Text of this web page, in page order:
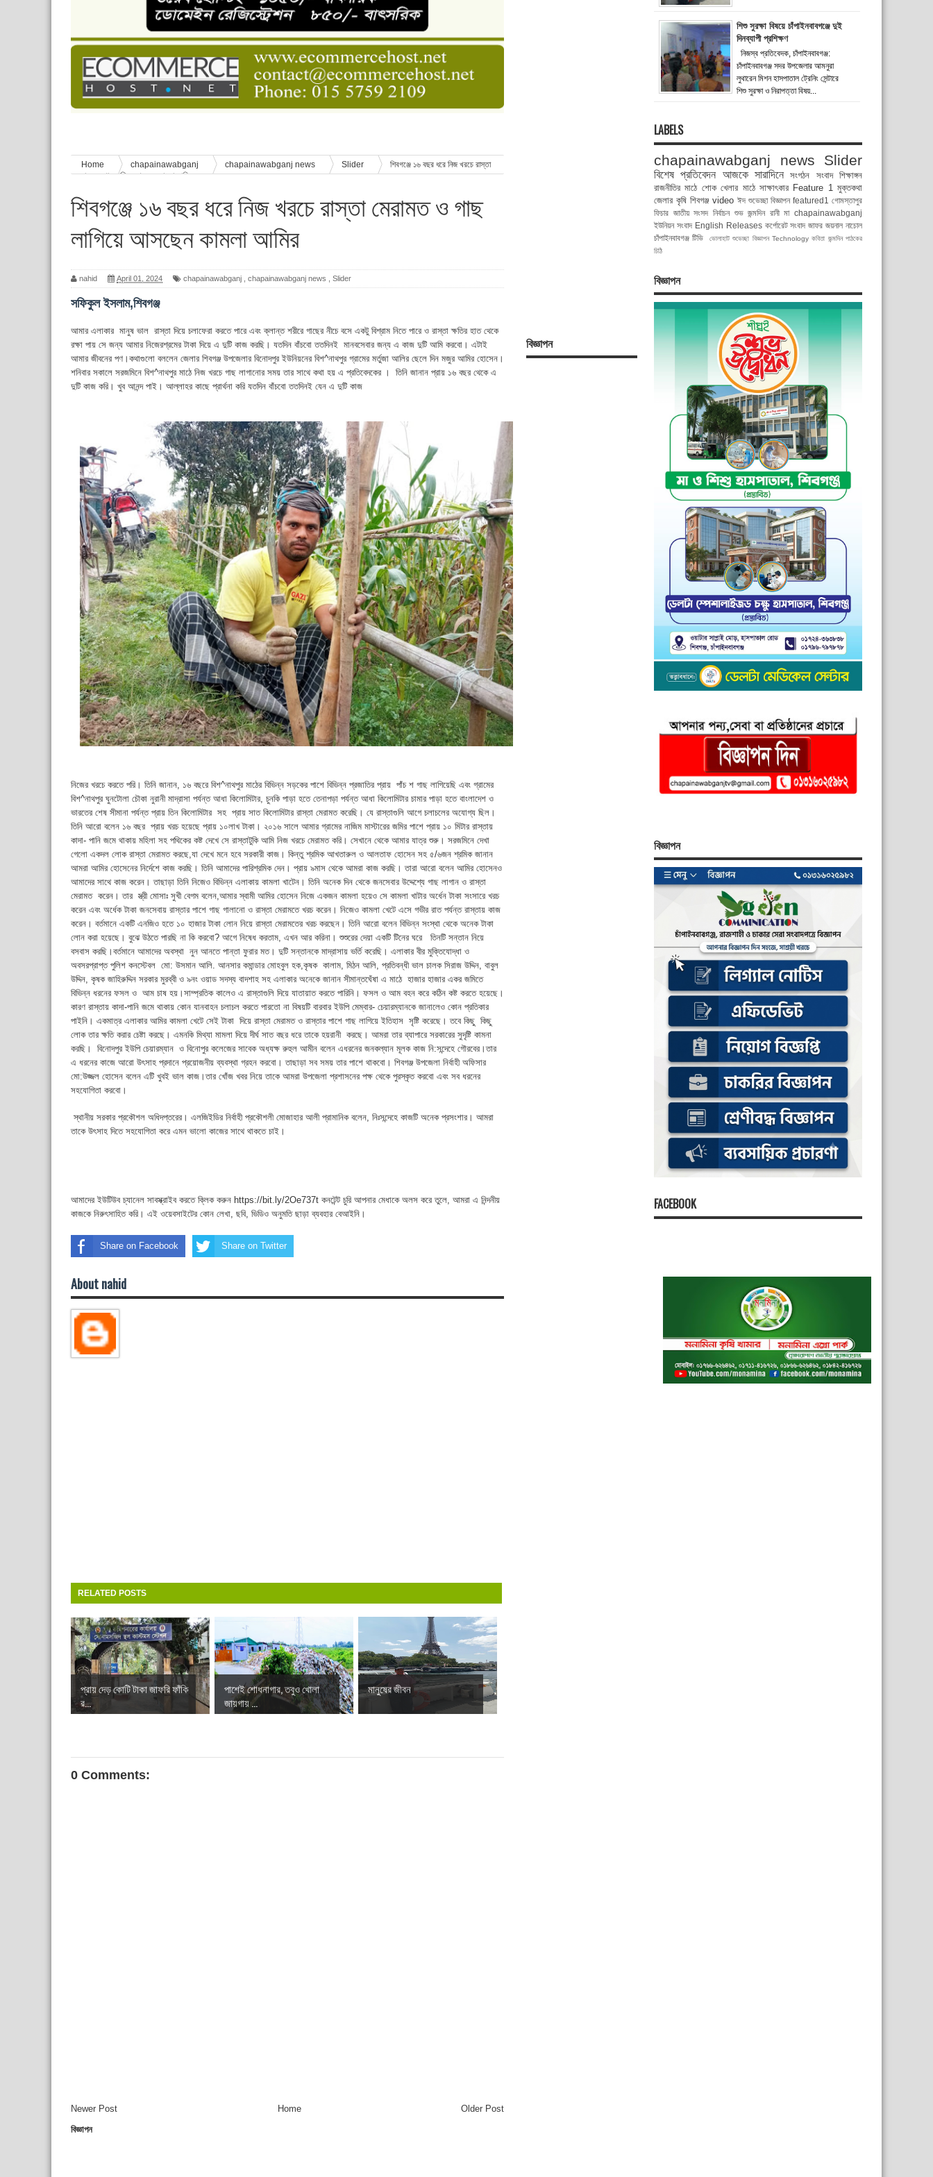
চাঁপাইনবাবগঞ্জে শেষ হয়েছে ৫ দিনের স্কাউট ইউনিট লিডার বেসিক কোর্স
বাংলাদেশ স্কাউটস দিবস পালন
পানি সংকট, কলস নিয়ে বিক্ষোভ
ঈদের শুভেচ্ছা জানিয়েছেন সাবেক ছাত্রলীগ নেতা আবু হাসনাত সুমন
শিশু সুরক্ষা বিষয়ে চাঁপাইনবাবগঞ্জে দুই দিনব্যাপী প্রশিক্ষণ
বিজ্ঞাপন
Home chapainawabganj chapainawabganj news Slider
শিবগঞ্জে ১৬ বছর ধরে নিজ খরচে রাস্তা
মেরামত ও গাছ লাগিয়ে আসছেন কামলা আমির
শিবগঞ্জে ১৬ বছর ধরে নিজ খরচে রাস্তা মেরামত ও গাছ
লাগিয়ে আসছেন কামলা আমির
nahid April 01, 2024 chapainawabganj chapainawabganj news Slider
সফিকুল ইসলাম,শিবগঞ্জ
আমার এলাকার মানুষ ভাল রাস্তা দিয়ে চলাফেরা করতে পারে এবং ক্লান্ত শরীরে গাছের নীচে বসে একটু বিশ্রাম নিতে পারে ও রাস্তা ক্ষতির হাত থেকে
রক্ষা পায় সে জন্য আমার নিজেরশ্রমের টাকা দিয়ে এ দুটি কাজ করছি। যতদিন বাঁচবো ততদিনই মানবসেবার জন্য এ কাজ দুটি আমি করবো। এটাই
আমার জীবনের পণ।কথাগুলো বললেন জেলার শিবগঞ্জ উপজেলার বিনোদপুর ইউনিয়নের বিশ^নাথপুর গ্রামের মর্তুজা আলির ছেলে দিন মজুর আমির হোসেন।
শনিবার সকালে সরজমিনে বিশ^নাথপুর মাঠে নিজ খরচে গাছ লাগানোর সময় তার সাথে কথা হয় এ প্রতিবেদকের । তিনি জানান প্রায় ১৬ বছর থেকে এ
দুটি কাজ করি। খুব আনন্দ পাই। আল্লাহর কাছে প্রার্থনা করি যতদিন বাঁচবো ততদিনই যেন এ দুটি কাজ
নিজের খরচে করতে পরি। তিনি জানান, ১৬ বছরে বিশ^নাথপুর মাঠের বিভিন্ন সড়কের পাশে বিভিন্ন প্রজাতির প্রায় পাঁচ শ গাছ লাগিয়েছি এবং গ্রামের
বিশ^নাথপুর ঘুনটোলা চৌকা নুরানী মাদ্রাসা পর্যন্ত আধা কিলোমিটার, চুনকি পাড়া হতে তেনাপড়া পর্যন্ত আধা কিলোমিটার চামার পাড়া হতে বাংলাদেশ ও
ভারতের শেষ সীমানা পর্যন্ত প্রায় তিন কিলোমিটার সহ প্রায় সাত কিলোমিটার রাস্তা মেরামত করেছি। যে রাস্তাগুলি আগে চলাচলের অযোগ্য ছিল।
তিনি আরো বলেন ১৬ বছর প্রায় খরচ হয়েছে প্রায় ১০লাখ টাকা। ২০১৬ সালে আমার গ্রামের নাজিম মাস্টারের জমির পাশে প্রায় ১০ মিটার রাস্তায়
কাদা- পানি জমে থাকায় মহিলা সহ পথিকের কষ্ট দেখে সে রাস্তাটুকি আমি নিজ খরচে মেরামত করি। সেখানে থেকে আমার যাত্র শুরু। সরজমিনে দেখা
গেলো একদল লোক রাস্তা মেরামত করছে,যা দেখে মনে হবে সরকারী কাজ। কিন্তু শ্রমিক আখতারুল ও আলতাফ হোসেন সহ ৫/৬জন শ্রমিক জানান
আমরা আমির হোসেনের নির্দেশে কাজ করছি। তিনি আমাদের পারিশ্রমিক দেন। প্রায় ৯মাস থেকে আমরা কাজ করছি। তারা আরো বলেন আমির হোসেনও
আমাদের সাথে কাজ করেন। তাছাড়া তিনি নিজেও বিভিন্ন এলাকায় কামলা খাটেন। তিনি অনেক দিন থেকে জনসেবার উদ্দেশ্যে গাছ লাগান ও রাস্তা
মেরামত করেন। তার স্ত্রী মোসাঃ সুখী বেগম বলেন,আমার স্বামী আমির হোসেন নিজে একজন কামলা হয়েও সে কামলা খাটার অর্ধেন টাকা সংসারে খরচ
করেন এবং অর্ধেক টাকা জনসেবায় রাস্তার পাশে গাছ গালানো ও রাস্তা মেরামতে খরচ করেন। নিজেও কামলা খেটে এসে গভীর রাত পর্যন্ত রাস্তায় কাজ
করেন। বর্তমানে একটি এনজিও হতে ১০ হাজার টাকা লোন নিয়ে রাস্তা মেরামতের খরচ করছেন। তিনি আরো বলেন বিভিন্ন সংস্থা থেকে অনেক টাকা
লোন করা হয়েছে। বুঝে উঠতে পারছি না কি করবো? আগে নিষেধ করতাম, এখন আর করিনা। শুশুরের দেয়া একটি টিনের ঘরে তিনটি সন্তান নিয়ে
বসবাস করছি।বর্তমানে আমাদের অবস্থা নুন আনতে পান্তা ফুরার মত। দুটি সন্তানকে মাদ্রাসায় ভর্তি করেছি। এলাকার বীর মুক্তিযোদ্ধা ও
অবসরপ্রাপ্ত পুলিশ কনস্টেবল মো: উসমান আলি. আনসার কমান্ডার মোহবুল হক,কৃষক কালাম, মিঠন আলি, প্রতিবন্ধী ভাল চালক সিরাজ উদ্দিন, বাবুল
উদ্দিন, কৃষক জাহিরুদ্দিন সরকার মুরব্বী ও ৯নং ওয়াড সদস্য বাদশাহ সহ এলাকার অনেকে জানান সীমান্তঘেঁষা এ মাঠে হাজার হাজার একর জমিতে
বিভিন্ন ধরনের ফসল ও আম চাষ হয়।সাম্প্রতিক কালেও এ রাস্তাগুলি দিয়ে যাতায়াত করতে পারিনি। ফসল ও আম বহন করে কঠিন কষ্ট করতে হয়েছে।
কারণ রাস্তায় কাদা-পানি জমে থাকায় কোন যানবাহন চলাচল করতে পারতো না বিষয়টি বারবার ইউপি মেম্বার- চেয়ারম্যানকে জানালেও কোন প্রতিকার
পাইনি। একমাত্র এলাকার আমির কামলা খেটে সেই টাকা দিয়ে রাস্তা মেরামত ও রাস্তার পাশে গাছ লাগিয়ে ইতিহাস সৃষ্টি করেছে। তবে কিছু কিছু
লোক তার ক্ষতি করার চেষ্টা করছে। এমনকি মিথ্যা মামলা দিয়ে দীর্ঘ সাত বছর ধরে তাকে হয়রানী করছে। আমরা তার ব্যাপারে সরকারের সুদৃষ্টি কামনা
করছি। বিনোদপুর ইউপি চেয়ারম্যান ও বিনোপুর কলেজের সাবেক অধ্যক্ষ রুহুল আমীন বলেন এধরনের জনকল্যান মূলক কাজ নি:সন্দেহে গৌরবের।তার
এ ধরনের কাজে আরো উৎসাহ প্রদানে প্রয়োজনীয় ব্যবস্থা গ্রহন করবো। তাছাড়া সব সময় তার পাশে থাকবো। শিবগঞ্জ উপজেলা নির্বাহী অফিসার
মো:উজ্জল হোসেন বলেন এটি খুবই ভাল কাজ।তার খোঁজ খবর নিয়ে তাকে আমরা উপজেলা প্রশাসনের পক্ষ থেকে পুরস্কৃত করবো এবং সব ধরনের
সহযোগিতা করবো।
স্থানীয় সরকার প্রকৌশল অধিদপ্তরের। এলজিইডির নির্বাহী প্রকৌশলী মোজাহার আলী প্রামানিক বলেন, নিঃসন্দেহে কাজটি অনেক প্রসংশার। আমরা
তাকে উৎসাহ দিতে সহযোগিতা করে এমন ভালো কাজের সাথে থাকতে চাই।
আমাদের ইউটিউব চ্যানেল সাবস্ক্রাইব করতে ক্লিক করুন https://bit.ly/2Oe737t কনটেন্ট চুরি আপনার মেধাকে অলস করে তুলে, আমরা এ নিন্দনীয়
কাজকে নিরুৎসাহিত করি। এই ওয়েবসাইটের কোন লেখা, ছবি, ভিডিও অনুমতি ছাড়া ব্যবহার বেআইনি।
Share on Facebook Share on Twitter
About nahid
RELATED POSTS
প্রায় দেড় কোটি টাকা জাফরি ফাঁকি
র...
পাশেই শোধনাগার, তবুও খোলা
জায়গায় ...
মানুষের জীবন
0 Comments:
Newer Post Older Post
Home
বিজ্ঞাপন
শিশু সুরক্ষা বিষয়ে চাঁপাইনবাবগঞ্জে দুই
দিনব্যাপী প্রশিক্ষণ
নিজস্ব প্রতিবেদক, চাঁপাইনবাবগঞ্জ:
চাঁপাইনবাবগঞ্জ সদর উপজেলার আমনুরা
লুথারেন মিশন হাসপাতাল ট্রেনিং সেন্টারে
শিশু সুরক্ষা ও নিরাপত্তা বিষয়...
LABELS
chapainawabganj news Slider
বিশেষ প্রতিবেদন আজকে সারাদিনে সংগঠন সংবাদ
শিক্ষাঙ্গন
রাজনীতির মাঠে শোক খেলার মাঠে সাক্ষাৎকার Feature 1 মুক্তকথা
জেলার কৃষি শিবগঞ্জ video ঈদ শুভেচ্ছা বিজ্ঞাপন featured1 গোমস্তাপুর
ফিচার জাতীয় সংসদ নির্বাচন শুভ জন্মদিন রানী মা chapainawabganj
ইউনিয়ন সংবাদ English Releases কর্পোরেট সংবাদ জাফর জয়নাল নাচোল
চাঁপাইনবাবগঞ্জ টিভি
ভোলাহাট শুভেচ্ছা বিজ্ঞাপন Technology কবিতা জন্মদিন পাঠকের
চিঠি
বিজ্ঞাপন
বিজ্ঞাপন
FACEBOOK